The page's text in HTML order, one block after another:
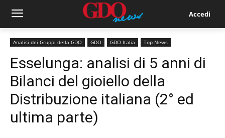
Accedi
Analisi dei Gruppi della GDO GDO GDO Italia Top News
Esselunga: analisi di 5 anni di
Bilanci del gioiello della
Distribuzione italiana (2° ed
ultima parte)